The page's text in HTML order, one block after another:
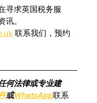
寻求英国税务服
讯。
联系我们，预约
何法律或专业建
或WhatsApp联系